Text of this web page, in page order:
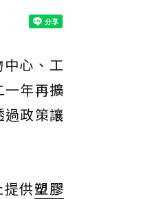
心、工
年再擴
過政策讓
供塑膠